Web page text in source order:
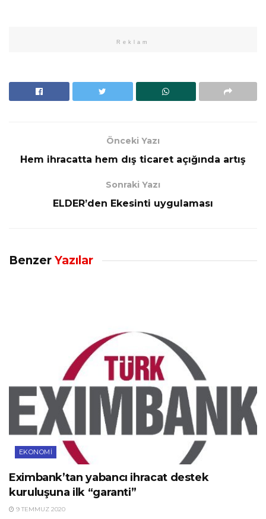
Reklam
Önceki Yazı
Hem ihracatta hem dış ticaret açığında artış
Sonraki Yazı
ELDER’den Ekesinti uygulaması
Benzer Yazılar
EKONOMI
Eximbank’tan yabancı ihracat destek
kuruluşuna ilk “garanti”
9 TEMMUZ 2020